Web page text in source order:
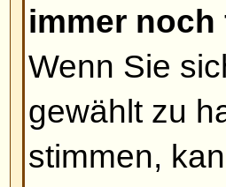
Wenn ich auf
klicke, werde
Nur registrierte
Mails
Funktion